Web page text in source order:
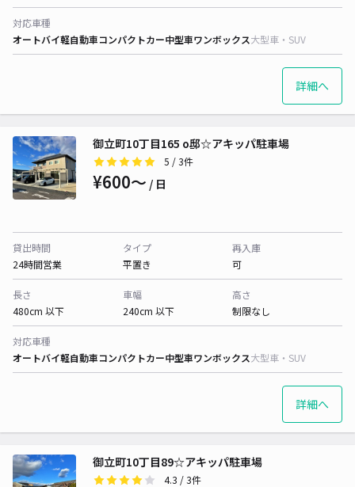
対応車種
オートバイ軽自動車コンパクトカー中型車ワンボックス大型車・SUV
詳細へ
御立町10丁目165 o邸☆アキッパ駐車場
5 / 3件
¥600〜 / 日
貸出時間
24時間営業
タイプ
平置き
再入庫
可
長さ
480cm 以下
車幅
240cm 以下
高さ
制限なし
対応車種
オートバイ軽自動車コンパクトカー中型車ワンボックス大型車・SUV
詳細へ
御立町10丁目89☆アキッパ駐車場
4.3 / 3件